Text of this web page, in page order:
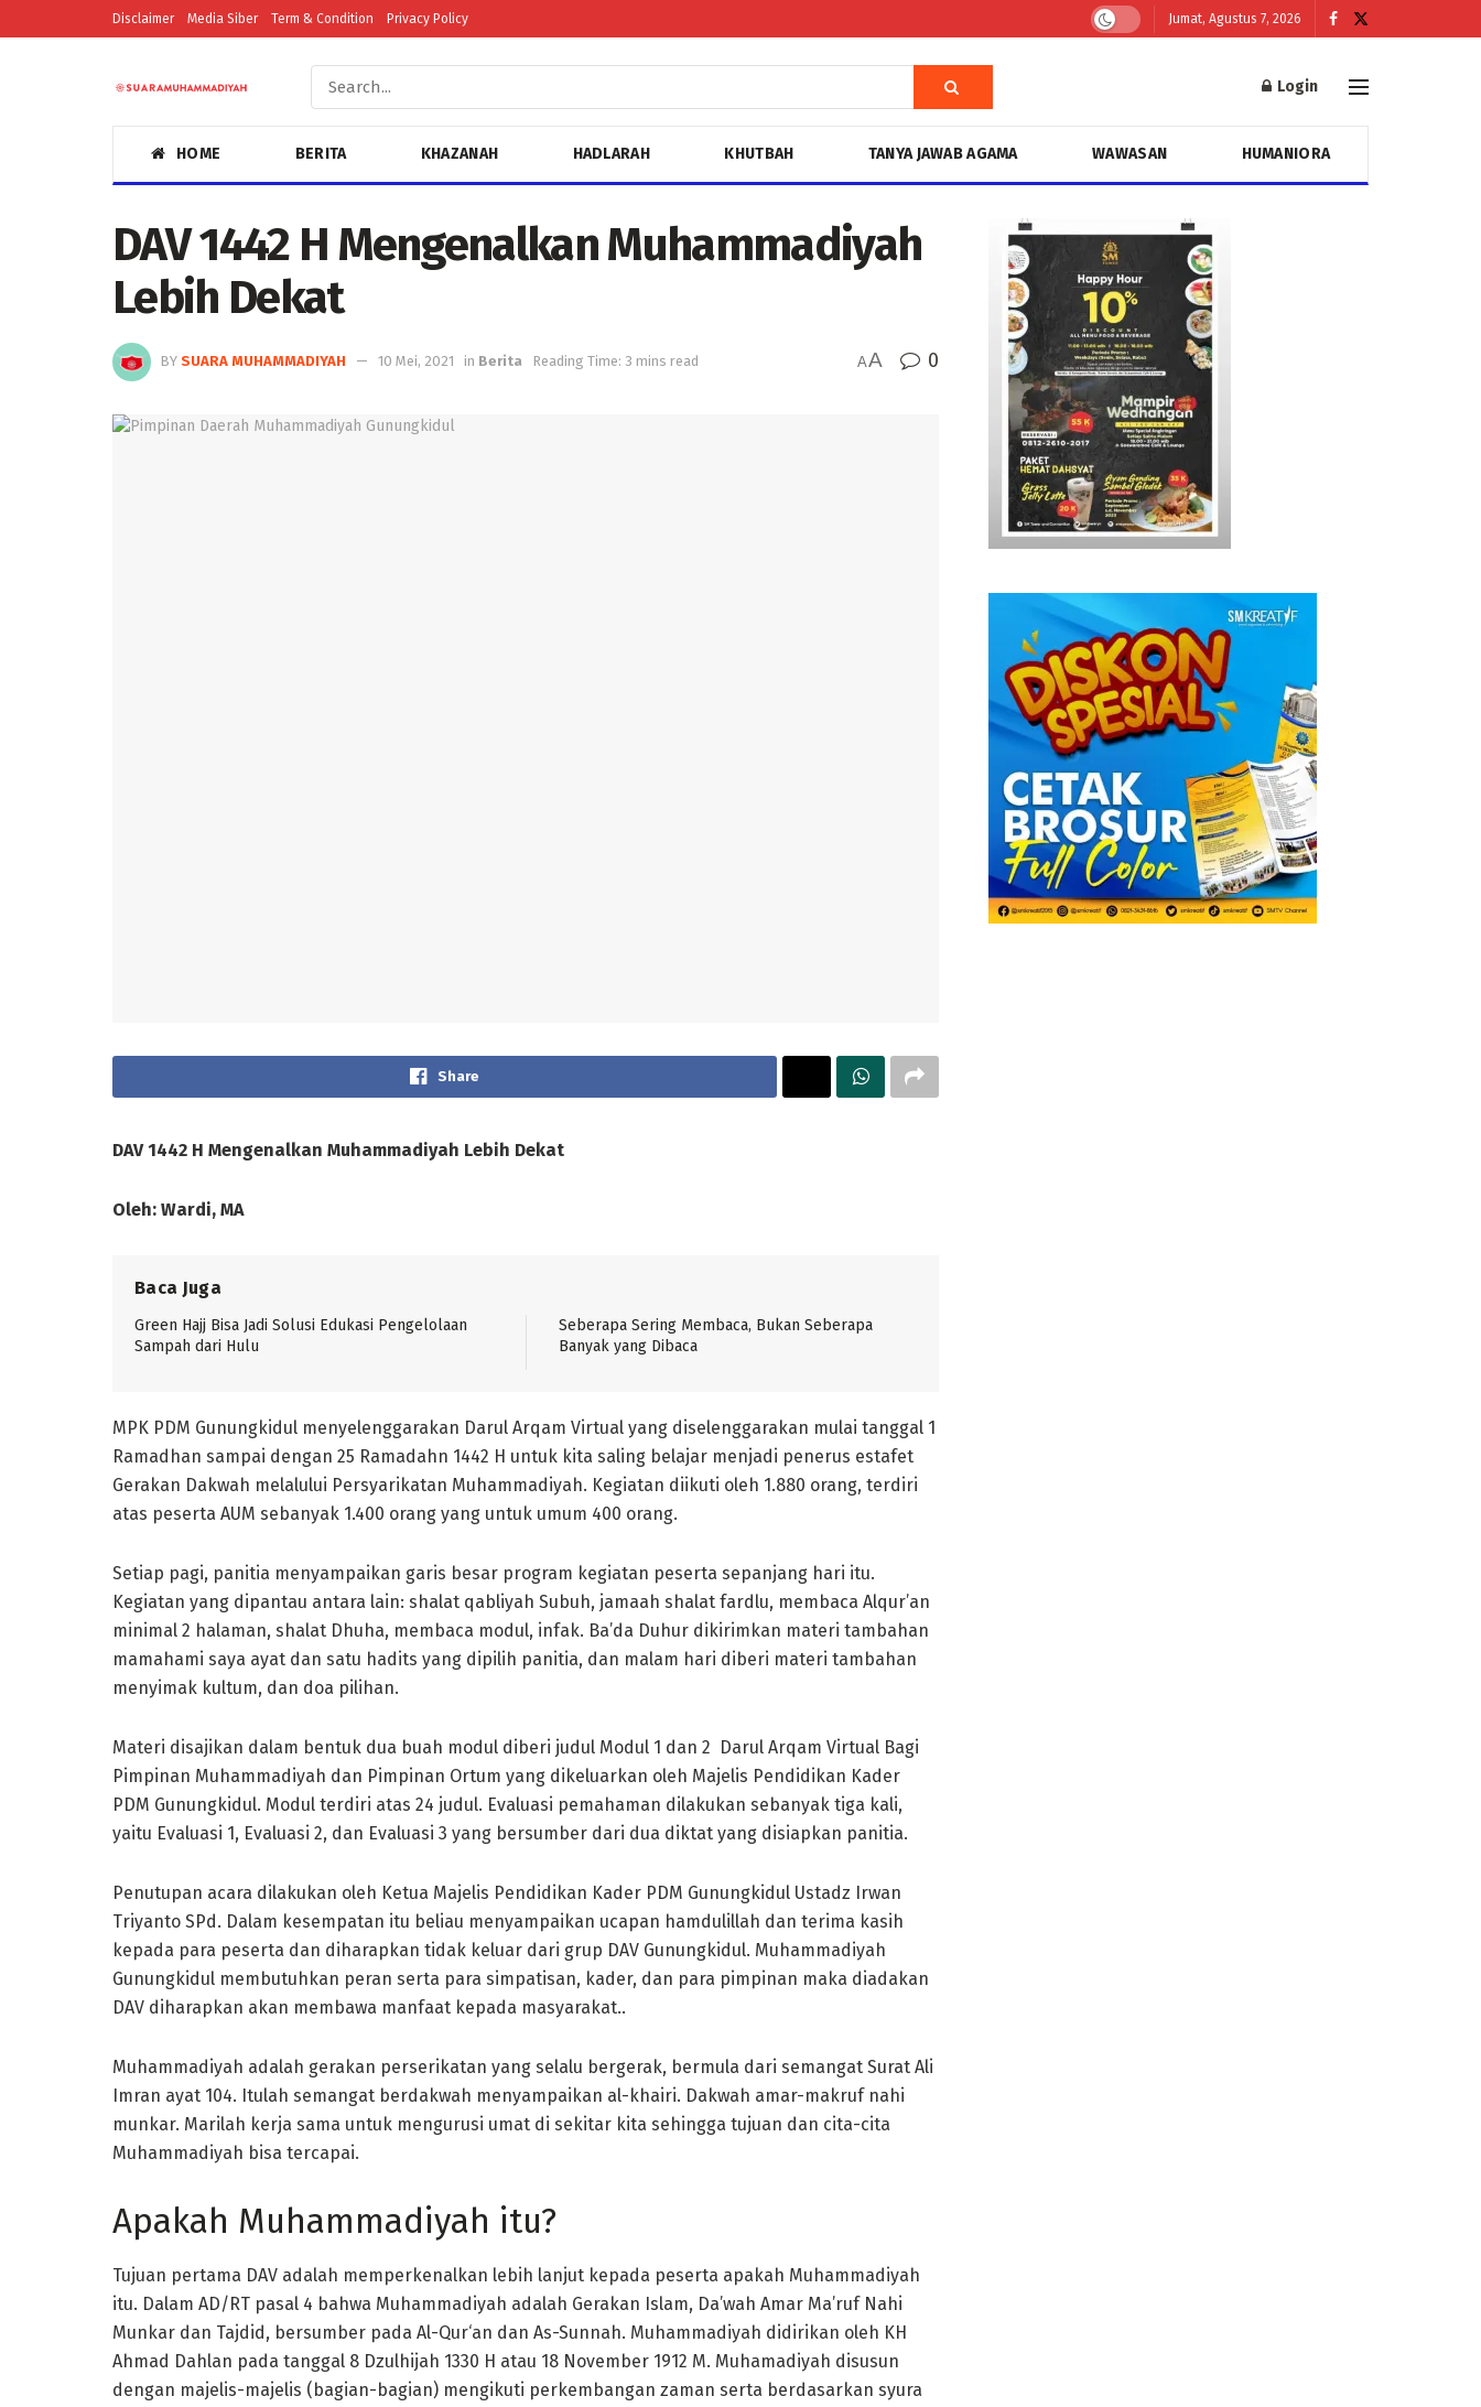
Disclaimer Media Siber Term & Condition Privacy Policy Jumat, Agustus 7, 2026
Login
HOME BERITA KHAZANAH HADLARAH KHUTBAH TANYA JAWAB AGAMA WAWASAN HUMANIORA
DAV 1442 H Mengenalkan Muhammadiyah
Lebih Dekat
BY SUARA MUHAMMADIYAH 10 Mei, 2021 in Berita Reading Time: 3 mins read AA 0
Share
DAV 1442 H Mengenalkan Muhammadiyah Lebih Dekat
Oleh: Wardi, MA
Baca Juga
Green Hajj Bisa Jadi Solusi Edukasi Pengelolaan
Sampah dari Hulu
Seberapa Sering Membaca, Bukan Seberapa
Banyak yang Dibaca
MPK PDM Gunungkidul menyelenggarakan Darul Arqam Virtual yang diselenggarakan mulai tanggal 1
Ramadhan sampai dengan 25 Ramadahn 1442 H untuk kita saling belajar menjadi penerus estafet
Gerakan Dakwah melalului Persyarikatan Muhammadiyah. Kegiatan diikuti oleh 1.880 orang, terdiri
atas peserta AUM sebanyak 1.400 orang yang untuk umum 400 orang.
Setiap pagi, panitia menyampaikan garis besar program kegiatan peserta sepanjang hari itu.
Kegiatan yang dipantau antara lain: shalat qabliyah Subuh, jamaah shalat fardlu, membaca Alqur’an
minimal 2 halaman, shalat Dhuha, membaca modul, infak. Ba’da Duhur dikirimkan materi tambahan
mamahami saya ayat dan satu hadits yang dipilih panitia, dan malam hari diberi materi tambahan
menyimak kultum, dan doa pilihan.
Materi disajikan dalam bentuk dua buah modul diberi judul Modul 1 dan 2 Darul Arqam Virtual Bagi
Pimpinan Muhammadiyah dan Pimpinan Ortum yang dikeluarkan oleh Majelis Pendidikan Kader
PDM Gunungkidul. Modul terdiri atas 24 judul. Evaluasi pemahaman dilakukan sebanyak tiga kali,
yaitu Evaluasi 1, Evaluasi 2, dan Evaluasi 3 yang bersumber dari dua diktat yang disiapkan panitia.
Penutupan acara dilakukan oleh Ketua Majelis Pendidikan Kader PDM Gunungkidul Ustadz Irwan
Triyanto SPd. Dalam kesempatan itu beliau menyampaikan ucapan hamdulillah dan terima kasih
kepada para peserta dan diharapkan tidak keluar dari grup DAV Gunungkidul. Muhammadiyah
Gunungkidul membutuhkan peran serta para simpatisan, kader, dan para pimpinan maka diadakan
DAV diharapkan akan membawa manfaat kepada masyarakat..
Muhammadiyah adalah gerakan perserikatan yang selalu bergerak, bermula dari semangat Surat Ali
Imran ayat 104. Itulah semangat berdakwah menyampaikan al-khairi. Dakwah amar-makruf nahi
munkar. Marilah kerja sama untuk mengurusi umat di sekitar kita sehingga tujuan dan cita-cita
Muhammadiyah bisa tercapai.
Apakah Muhammadiyah itu?
Tujuan pertama DAV adalah memperkenalkan lebih lanjut kepada peserta apakah Muhammadiyah
itu. Dalam AD/RT pasal 4 bahwa Muhammadiyah adalah Gerakan Islam, Da’wah Amar Ma’ruf Nahi
Munkar dan Tajdid, bersumber pada Al-Qur‘an dan As-Sunnah. Muhammadiyah didirikan oleh KH
Ahmad Dahlan pada tanggal 8 Dzulhijah 1330 H atau 18 November 1912 M. Muhamadiyah disusun
dengan majelis-majelis (bagian-bagian) mengikuti perkembangan zaman serta berdasarkan syura